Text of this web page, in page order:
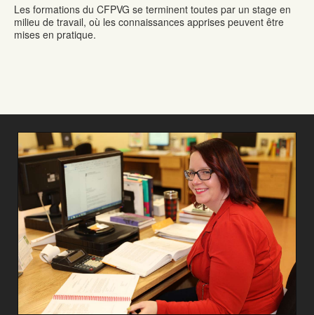
Les formations du CFPVG se terminent toutes par un stage en
milieu de travail, où les connaissances apprises peuvent être
mises en pratique.